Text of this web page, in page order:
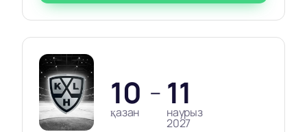
10
қазан
— 11
наурыз
2027